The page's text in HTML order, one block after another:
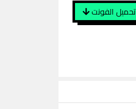
تحميل الفونت